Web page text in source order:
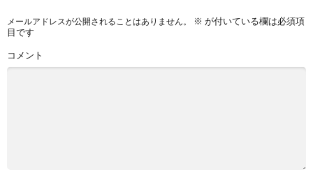
メールアドレスが公開されることはありません。 ※ が付いている欄は必須項
目です
コメント